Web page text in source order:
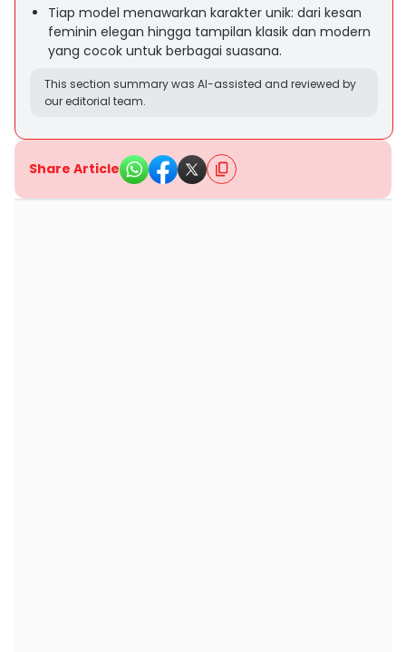
Tiap model menawarkan karakter unik: dari kesan
feminin elegan hingga tampilan klasik dan modern
yang cocok untuk berbagai suasana.
This section summary was AI-assisted and reviewed by
our editorial team.
Share Article